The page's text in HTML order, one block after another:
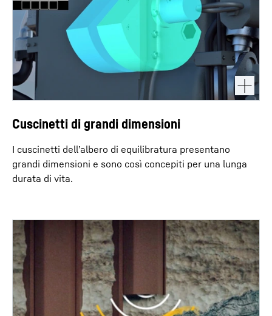
Cuscinetti di grandi dimensioni
I cuscinetti dell’albero di equilibratura presentano
grandi dimensioni e sono così concepiti per una lunga
durata di vita.